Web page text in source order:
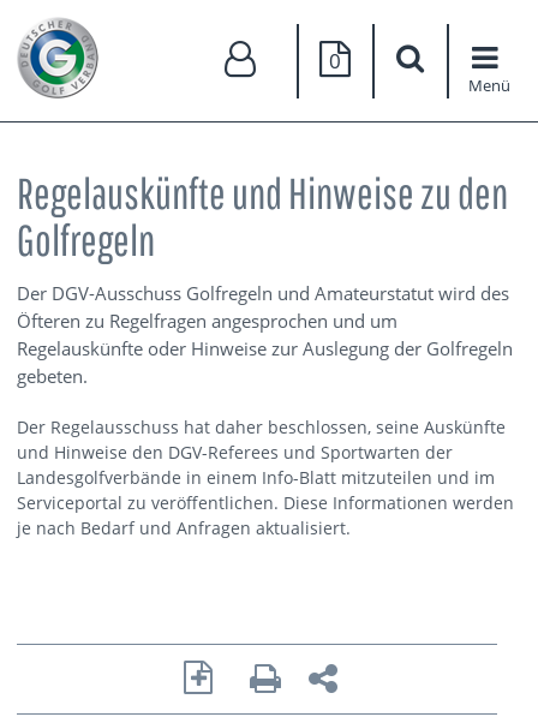
0
Menü
Regelauskünfte und Hinweise zu den
Golfregeln
Der DGV-Ausschuss Golfregeln und Amateurstatut wird des
Öfteren zu Regelfragen angesprochen und um
Regelauskünfte oder Hinweise zur Auslegung der Golfregeln
gebeten.
Der Regelausschuss hat daher beschlossen, seine Auskünfte
und Hinweise den DGV-Referees und Sportwarten der
Landesgolfverbände in einem Info-Blatt mitzuteilen und im
Serviceportal zu veröffentlichen. Diese Informationen werden
je nach Bedarf und Anfragen aktualisiert.